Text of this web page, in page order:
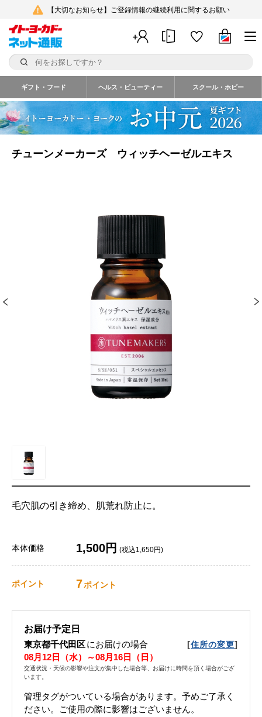
【大切なお知らせ】ご登録情報の継続利用に関するお願い
ギフト・フード ヘルス・ビューティー スクール・ホビー
チューンメーカーズ ウィッチヘーゼルエキス
毛穴肌の引き締め、肌荒れ防止に。
本体価格 1,500円 (税込1,650円)
ポイント 7ポイント
お届け予定日
東京都千代田区にお届けの場合 [住所の変更]
08月12日（水）～08月16日（日）
交通状況・天候の影響や注文が集中した場合等、お届けに時間を頂く場合がござ
います。
管理タグがついている場合があります。予めご了承く
ださい。ご使用の際に影響はございません。